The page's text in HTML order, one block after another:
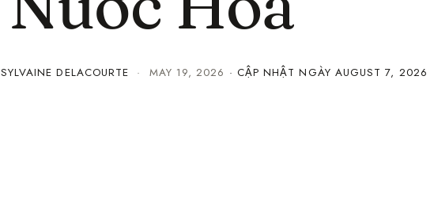
SYLVAINE DELACOURTE · MAY 19, 2026 · CẬP NHẬT NGÀY AUGUST 7, 2026